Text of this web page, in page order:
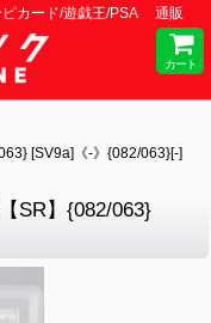
ピカード/遊戯王/PSA 通販
カート
[SV9a]《-》{082/063}[-]
SR】{082/063}